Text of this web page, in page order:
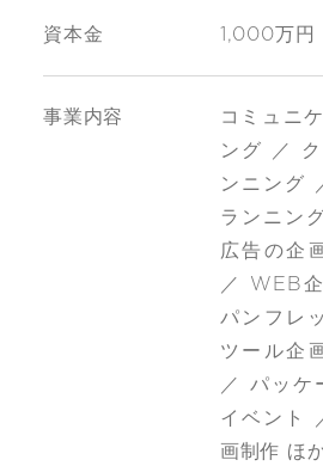
資本金 1,000万円
事業内容
コミュニ
ング ／
ンニング
ランニン
広告の企
／ WEB
パンフレ
ツール企
／ パッケ
イベント
画制作 ほ